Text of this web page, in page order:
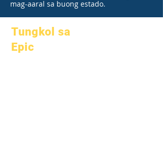
mag-aaral sa buong estado.
Tungkol sa
Epic